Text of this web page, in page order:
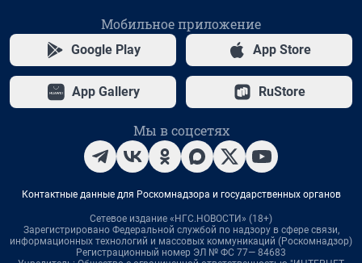
Мобильное приложение
Google Play App Store
App Gallery RuStore
Мы в соцсетях
Контактные данные для Роскомнадзора и государственных органов
Сетевое издание «НГС.НОВОСТИ» (18+)
Зарегистрировано Федеральной службой по надзору в сфере связи,
информационных технологий и массовых коммуникаций (Роскомнадзор)
Регистрационный номер ЭЛ № ФС 77— 84683